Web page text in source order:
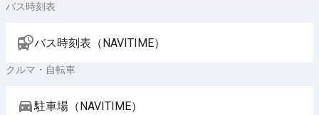
バス時刻表
バス時刻表（NAVITIME）
クルマ・自転車
駐車場（NAVITIME）